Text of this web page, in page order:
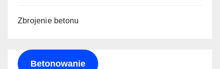
Zbrojenie betonu
Betonowanie